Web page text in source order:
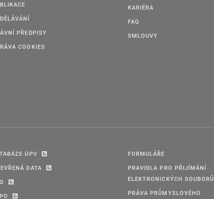
PŘEDPISY
COOKIES
KARIÉRA
FAQ
SMLOUVY
ÚPV
DATA
FORMULÁŘE
PRAVIDLA PRO PŘIJÍMÁNÍ
ELEKTRONICKÝCH SOUBORŮ
PRÁVA PRŮMYSLOVÉHO